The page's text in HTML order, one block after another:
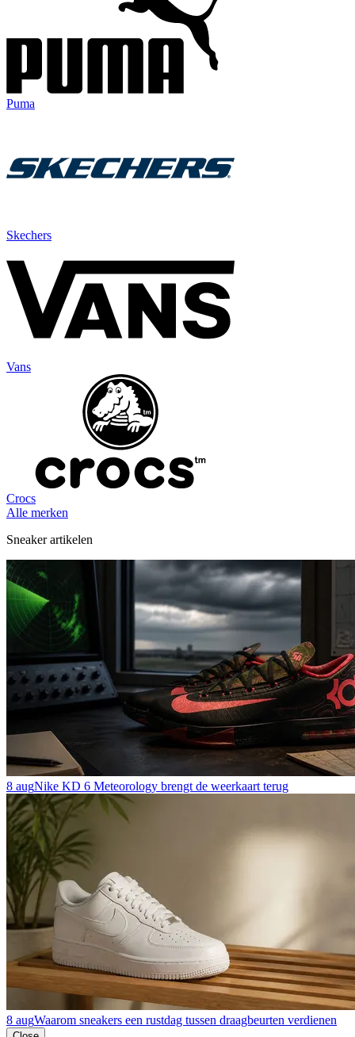
Puma
Skechers
Vans
Crocs
Alle merken
Sneaker artikelen
8 augNike KD 6 Meteorology brengt de weerkaart terug
8 augWaarom sneakers een rustdag tussen draagbeurten verdienen